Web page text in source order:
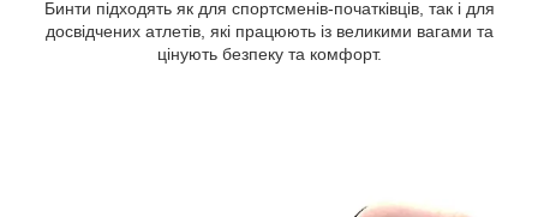
Бинти підходять як для спортсменів-початківців, так і для
досвідчених атлетів, які працюють із великими вагами та
цінують безпеку та комфорт.